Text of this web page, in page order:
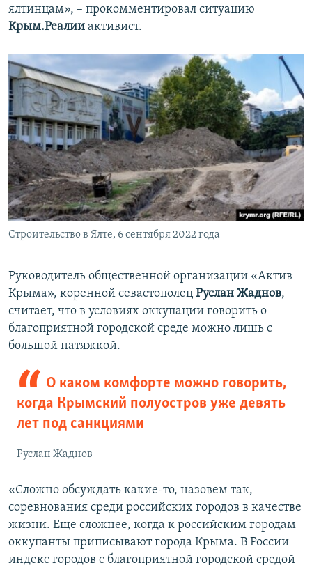
ялтинцам», – прокомментировал ситуацию
Крым.Реалии активист.
Строительство в Ялте, 6 сентября 2022 года
Руководитель общественной организации «Актив
Крыма», коренной севастополец Руслан Жаднов,
считает, что в условиях оккупации говорить о
благоприятной городской среде можно лишь с
большой натяжкой.
О каком комфорте можно говорить,
когда Крымский полуостров уже девять
лет под санкциями
Руслан Жаднов
«Сложно обсуждать какие-то, назовем так,
соревнования среди российских городов в качестве
жизни. Еще сложнее, когда к российским городам
оккупанты приписывают города Крыма. В России
индекс городов с благоприятной городской средой